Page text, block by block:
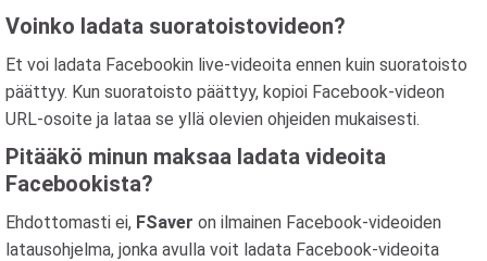
Voinko ladata suoratoistovideon?
Et voi ladata Facebookin live-videoita ennen kuin suoratoisto
päättyy. Kun suoratoisto päättyy, kopioi Facebook-videon
URL-osoite ja lataa se yllä olevien ohjeiden mukaisesti.
Pitääkö minun maksaa ladata videoita
Facebookista?
Ehdottomasti ei, FSaver on ilmainen Facebook-videoiden
latausohjelma, jonka avulla voit ladata Facebook-videoita